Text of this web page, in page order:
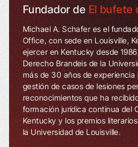
Fundador de El bufete
Michael A. Schafer es el
Office, con sede en Louisville,
ejercer en Kentucky desde
Derecho Brandeis de la
más de 30 años de
gestión de casos de lesiones
reconocimientos que ha
formación jurídica continua del
Kentucky y los premios
la Universidad de Louisville.